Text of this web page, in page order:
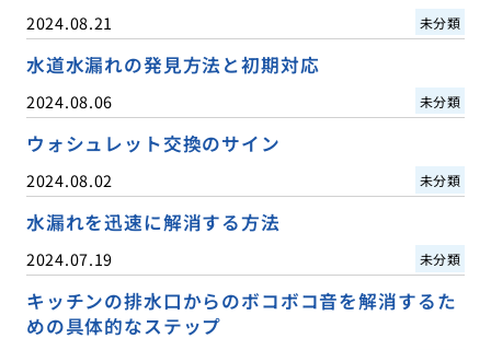
2024.08.21 未分類
水道水漏れの発見方法と初期対応
2024.08.06 未分類
ウォシュレット交換のサイン
2024.08.02 未分類
水漏れを迅速に解消する方法
2024.07.19 未分類
キッチンの排水口からのボコボコ音を解消するた
めの具体的なステップ